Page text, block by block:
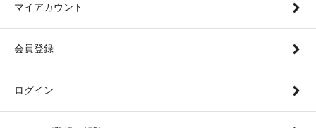
マイアカウント
会員登録
ログイン